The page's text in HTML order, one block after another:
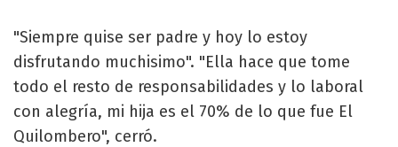
"Siempre quise ser padre y hoy lo estoy
disfrutando muchisimo". "Ella hace que tome
todo el resto de responsabilidades y lo laboral
con alegría, mi hija es el 70% de lo que fue El
Quilombero", cerró.